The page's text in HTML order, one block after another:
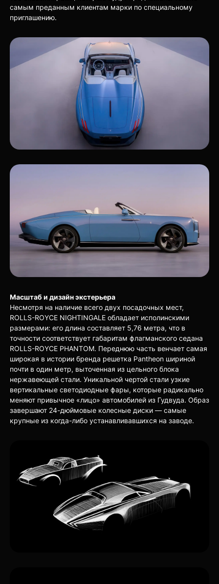
самым преданным клиентам марки по специальному
приглашению.
Масштаб и дизайн экстерьера
Несмотря на наличие всего двух посадочных мест,
ROLLS-ROYCE NIGHTINGALE обладает исполинскими
размерами: его длина составляет 5,76 метра, что в
точности соответствует габаритам флагманского седана
ROLLS-ROYCE PHANTOM. Переднюю часть венчает самая
широкая в истории бренда решетка Pantheon шириной
почти в один метр, выточенная из цельного блока
нержавеющей стали. Уникальной чертой стали узкие
вертикальные светодиодные фары, которые радикально
меняют привычное «лицо» автомобилей из Гудвуда. Образ
завершают 24-дюймовые колесные диски — самые
крупные из когда-либо устанавливавшихся на заводе.